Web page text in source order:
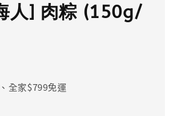
人] 肉粽 (150g/
全家$799免運